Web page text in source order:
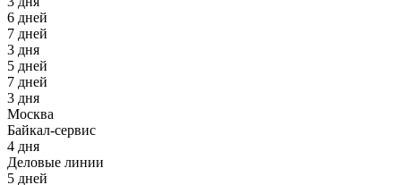
6 дней
7 дней
3 дня
5 дней
7 дней
3 дня
Москва
Байкал-сервис
4 дня
Деловые линии
5 дней